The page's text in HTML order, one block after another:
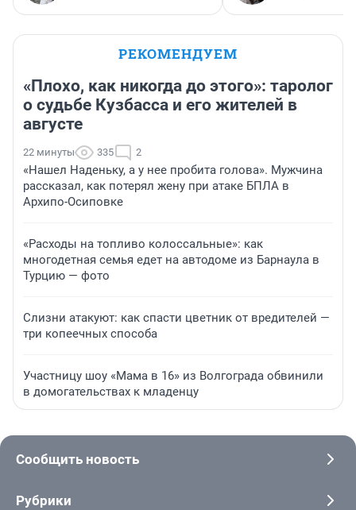
РЕКОМЕНДУЕМ
«Плохо, как никогда до этого»: таролог
о судьбе Кузбасса и его жителей в
августе
22 минуты 335 2
«Нашел Наденьку, а у нее пробита голова». Мужчина
рассказал, как потерял жену при атаке БПЛА в
Архипо-Осиповке
«Расходы на топливо колоссальные»: как
многодетная семья едет на автодоме из Барнаула в
Турцию — фото
Слизни атакуют: как спасти цветник от вредителей —
три копеечных способа
Участницу шоу «Мама в 16» из Волгограда обвинили
в домогательствах к младенцу
Сообщить новость
Рубрики